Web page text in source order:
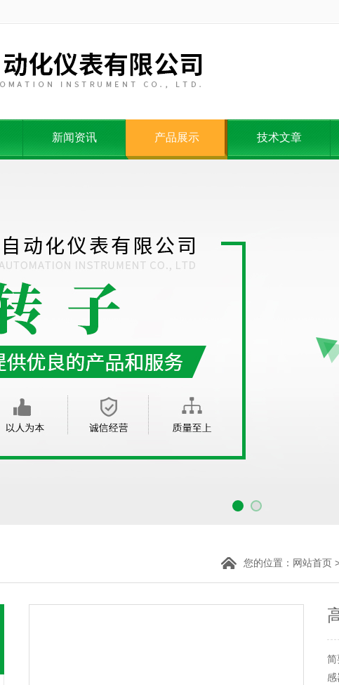
新闻资讯 产品展示 技术文章
您的位置： 网站首页
简